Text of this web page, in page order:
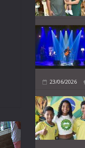
23/06/2026